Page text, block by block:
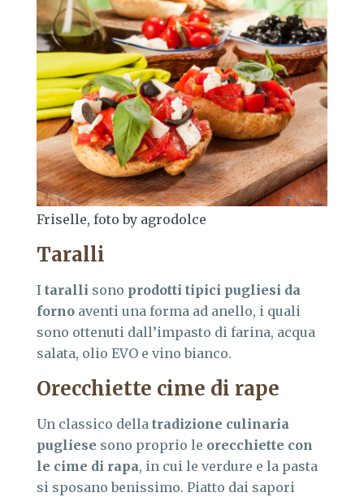
Friselle, foto by agrodolce
Taralli
I taralli sono prodotti tipici pugliesi da
forno aventi una forma ad anello, i quali
sono ottenuti dall’impasto di farina, acqua
salata, olio EVO e vino bianco.
Orecchiette cime di rape
Un classico della tradizione culinaria
pugliese sono proprio le orecchiette con
le cime di rapa, in cui le verdure e la pasta
si sposano benissimo. Piatto dai sapori